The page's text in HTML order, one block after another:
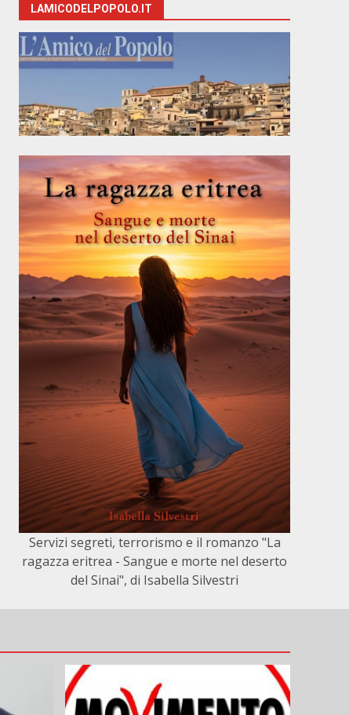
LAMICODELPOPOLO.IT
Servizi segreti, terrorismo e il romanzo "La
ragazza eritrea - Sangue e morte nel deserto
del Sinai", di Isabella Silvestri